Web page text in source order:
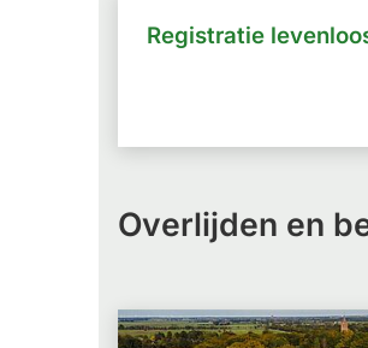
Registratie
Overlijden en